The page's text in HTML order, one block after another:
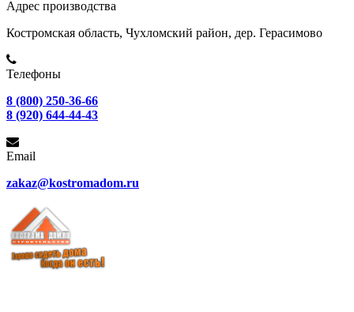
Адрес производства
Костромская область, Чухломский район, дер. Герасимово
Телефоны
8 (800) 250-36-66
8 (920) 644-44-43
Email
zakaz@kostromadom.ru